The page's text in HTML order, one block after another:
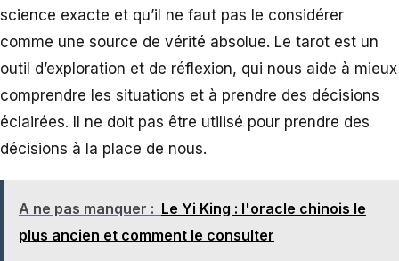
science exacte et qu’il ne faut pas le considérer
comme une source de vérité absolue. Le tarot est un
outil d’exploration et de réflexion, qui nous aide à mieux
comprendre les situations et à prendre des décisions
éclairées. Il ne doit pas être utilisé pour prendre des
décisions à la place de nous.
A ne pas manquer : Le Yi King : l'oracle chinois le
plus ancien et comment le consulter